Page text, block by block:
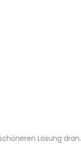
Lösung dran.